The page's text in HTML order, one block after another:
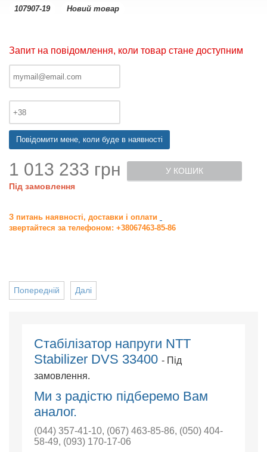
107907-19
Новий товар
Запит на повідомлення, коли товар стане доступним
Повідомити мене, коли буде в наявності
1 013 233 грн
Під замовлення
У КОШИК
З питань наявності, доставки і оплати
звертайтеся за телефоном: +38067463-85-86
Далі
Попередній
Cтабілізатор напруги NTT
Stabilizer DVS 33400 - Під
замовлення.
Ми з радістю підберемо Вам
аналог.
(044) 357-41-10, (067) 463-85-86, (050) 404-
58-49, (093) 170-17-06